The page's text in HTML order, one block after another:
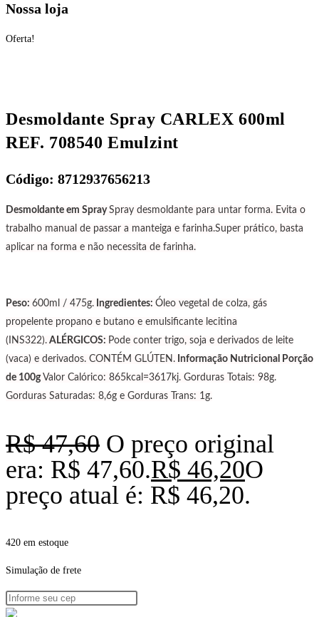
Nossa loja
Oferta!
Desmoldante Spray CARLEX 600ml
REF. 708540 Emulzint
Código: 8712937656213
Desmoldante em SpraySpray desmoldante para untar forma. Evita o
trabalho manual de passar a manteiga e farinha.Super prático, basta
aplicar na forma e não necessita de farinha.
Peso: 600ml / 475g. Ingredientes: Óleo vegetal de colza, gás
propelente propano e butano e emulsificante lecitina
(INS322). ALÉRGICOS: Pode conter trigo, soja e derivados de leite
(vaca) e derivados. CONTÉM GLÚTEN. Informação Nutricional Porção
de 100gValor Calórico: 865kcal=3617kj. Gorduras Totais: 98g.
Gorduras Saturadas: 8,6g e Gorduras Trans: 1g.
R$47,60 O preço original
era: R$ 47,60.R$ 46,20O
preço atual é: R$ 46,20.
420 em estoque
Simulação de frete